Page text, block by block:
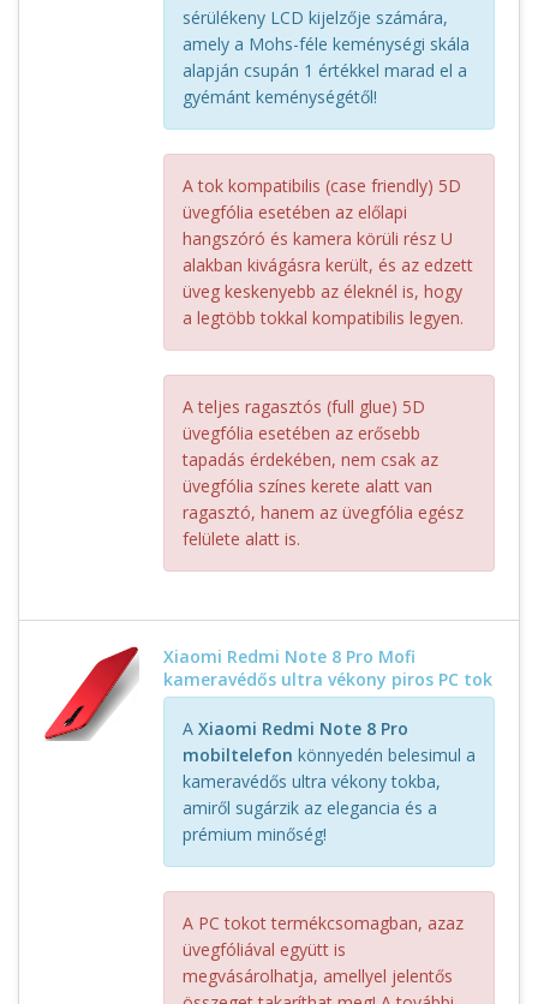
sérülékeny LCD kijelzője számára,
amely a Mohs-féle keménységi skála
alapján csupán 1 értékkel marad el a
gyémánt keménységétől!
A tok kompatibilis (case friendly) 5D
üvegfólia esetében az előlapi
hangszóró és kamera körüli rész U
alakban kivágásra került, és az edzett
üveg keskenyebb az éleknél is, hogy
a legtöbb tokkal kompatibilis legyen.
A teljes ragasztós (full glue) 5D
üvegfólia esetében az erősebb
tapadás érdekében, nem csak az
üvegfólia színes kerete alatt van
ragasztó, hanem az üvegfólia egész
felülete alatt is.
Xiaomi Redmi Note 8 Pro Mofi
kameravédős ultra vékony piros PC tok
A Xiaomi Redmi Note 8 Pro
mobiltelefon könnyedén belesimul a
kameravédős ultra vékony tokba,
amiről sugárzik az elegancia és a
prémium minőség!
A PC tokot termékcsomagban, azaz
üvegfóliával együtt is
megvásárolhatja, amellyel jelentős